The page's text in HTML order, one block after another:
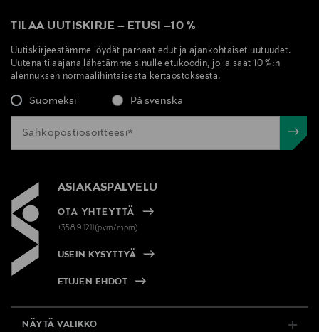
TILAA UUTISKIRJE – ETUSI –10 %
Uutiskirjeestämme löydät parhaat edut ja ajankohtaiset uutuudet.
Uutena tilaajana lähetämme sinulle etukoodin, jolla saat 10 %:n
alennuksen normaalihintaisesta kertaostoksesta.
Suomeksi På svenska
ASIAKASPALVELU
OTA YHTEYTTÄ
+358 9 1211(pvm/mpm)
USEIN KYSYTTYÄ
ETUJEN EHDOT
NÄYTÄ VALIKKO